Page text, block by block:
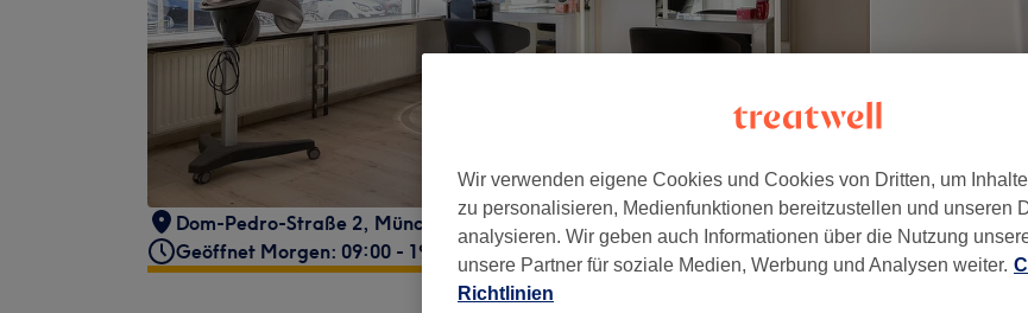
Dom-Pedro-Straße 2, München, Neuhausen, 80637
Geöffnet Morgen: 09:00 - 19:00
Wir verwenden eigene Cookies und Cookies von Dritten, um
zu personalisieren, Medienfunktionen bereitzustellen und unseren
analysieren. Wir geben auch Informationen über die Nutzung
unsere Partner für soziale Medien, Werbung und Analysen weiter.
Richtlinien